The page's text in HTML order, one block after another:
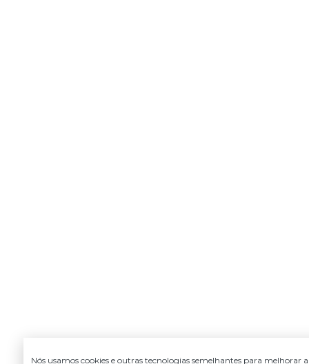
Nós usamos cookies e outras tecnologias semelhantes para melhorar